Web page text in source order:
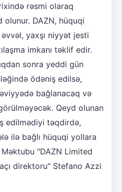
rəsmi olaraq
DAZN, hüquqi
yaxşı niyyət jesti
imkanı təklif edir.
sonra yeddi gün
ödəniş edilsə,
bağlanacaq və
Qeyd olunan
edilmədiyi təqdirdə,
ilə bağlı hüquqi yollara
Məktubu "DAZN Limited
direktoru" Stefano Azzi